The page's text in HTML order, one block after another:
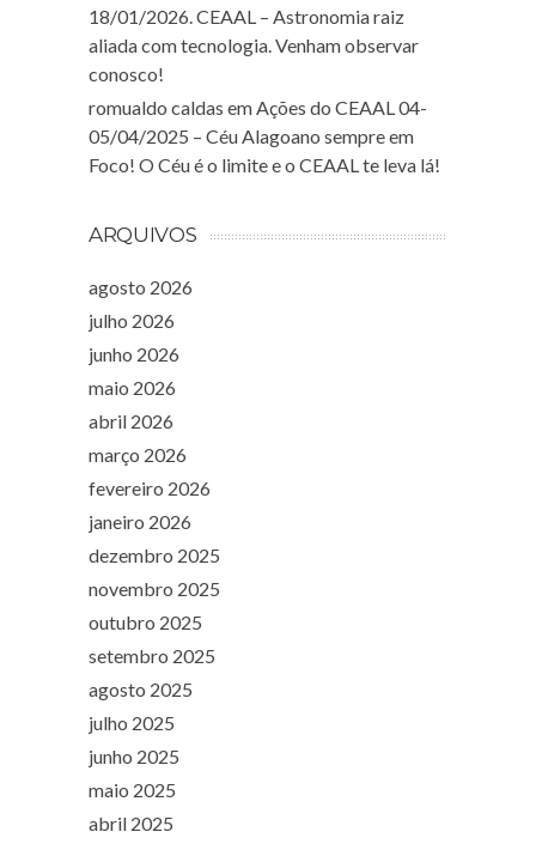
18/01/2026. CEAAL – Astronomia raiz
aliada com tecnologia. Venham observar
conosco!
romualdo caldas emAções do CEAAL 04-
05/04/2025 – Céu Alagoano sempre em
Foco! O Céu é o limite e o CEAAL te leva lá!
ARQUIVOS
agosto 2026
julho 2026
junho 2026
maio 2026
abril 2026
março 2026
fevereiro 2026
janeiro 2026
dezembro 2025
novembro 2025
outubro 2025
setembro 2025
agosto 2025
julho 2025
junho 2025
maio 2025
abril 2025